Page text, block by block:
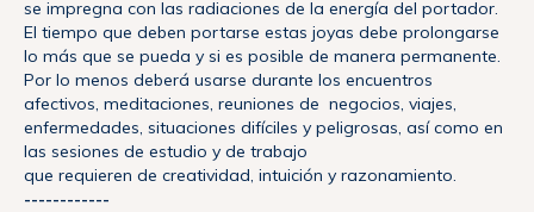
se impregna con las radiaciones de la energía del portador.
El tiempo que deben portarse estas joyas debe prolongarse
lo más que se pueda y si es posible de manera permanente.
Por lo menos deberá usarse durante los encuentros
afectivos, meditaciones, reuniones de negocios, viajes,
enfermedades, situaciones difíciles y peligrosas, así como en
las sesiones de estudio y de trabajo
que requieren de creatividad, intuición y razonamiento.
------------